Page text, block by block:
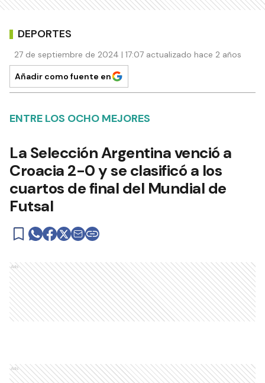
DEPORTES
27 de septiembre de 2024 | 17:07 actualizado hace 2 años
Añadir como fuente en
ENTRE LOS OCHO MEJORES
La Selección Argentina venció a
Croacia 2-0 y se clasificó a los
cuartos de final del Mundial de
Futsal
Ads
Ads